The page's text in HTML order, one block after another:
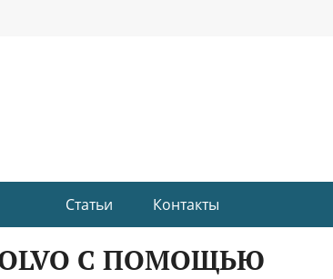
Статьи Контакты
С ПОМОЩЬЮ